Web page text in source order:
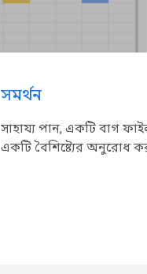
সমর্থন
সাহায্য পান, একটি বাগ
একটি বৈশিষ্ট্যের অনুরোধ